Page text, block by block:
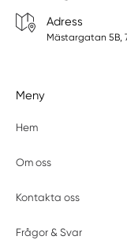
Adress
Mästargatan 5B,
Meny
Hem
Om oss
Kontakta oss
Frågor & Svar